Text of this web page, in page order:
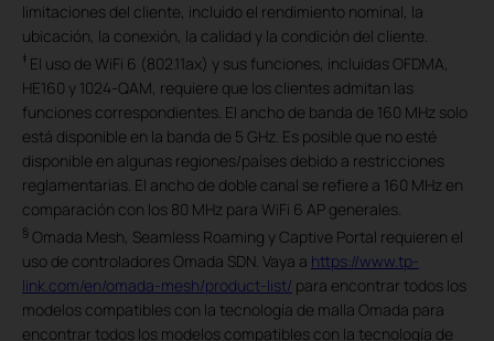
limitaciones del cliente, incluido el rendimiento nominal, la
ubicación, la conexión, la calidad y la condición del cliente.
‡ El uso de WiFi 6 (802.11ax) y sus funciones, incluidas OFDMA,
HE160 y 1024-QAM, requiere que los clientes admitan las
funciones correspondientes. El ancho de banda de 160 MHz solo
está disponible en la banda de 5 GHz. Es posible que no esté
disponible en algunas regiones/países debido a restricciones
reglamentarias. El ancho de doble canal se refiere a 160 MHz en
comparación con los 80 MHz para WiFi 6 AP generales.
§ Omada Mesh, Seamless Roaming y Captive Portal requieren el
uso de controladores Omada SDN. Vaya a https://www.tp-
link.com/en/omada-mesh/product-list/ para encontrar todos los
modelos compatibles con la tecnología de malla Omada para
encontrar todos los modelos compatibles con la tecnología de